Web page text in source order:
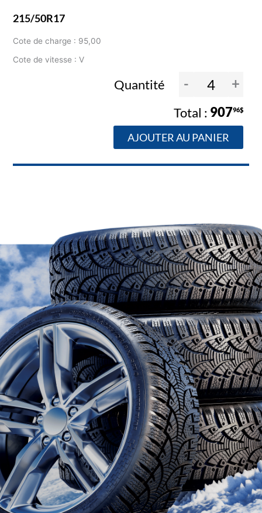
215/50R17
Cote de charge : 95,00
Cote de vitesse : V
Quantité - +
90796$
AJOUTER AU PANIER